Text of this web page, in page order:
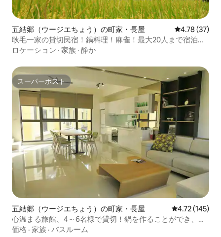
五結郷（ウージエちょう）の町家・長屋 レビュー37
4.78 (37)
耿毛一家の貸切民宿！鍋料理！麻雀！最大20人まで宿泊可
能、羅東夜市まで車で10分
ロケーション · 家族 · 静か
スーパーホスト
スーパーホスト
五結郷（ウージエちょう）の町家・長屋 レビュー145
4.72 (145)
心温まる旅館、4～6名様で貸切！鍋を作ることができ、麻
雀をすることができます（標準ベッド4名様、追加ベッド2
価格 · 家族 · バスルーム